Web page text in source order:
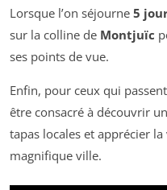
Lorsque l’on séjourne 5
sur la colline de Montjuïc
ses points de vue.
Enfin, pour ceux qui passent
être consacré à découvrir
tapas locales et apprécier
magnifique ville.